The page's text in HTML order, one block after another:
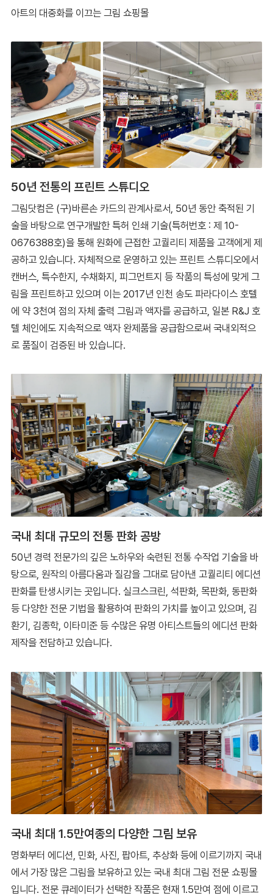
아트의 대중화를 이끄는 그림 쇼핑몰
50년 전통의 프린트 스튜디오
그림닷컴은 (구)바른손 카드의 관계사로서, 50년 동안 축적된 기
술을 바탕으로 연구개발한 특허 인쇄 기술(특허번호 : 제 10-
0676388호)을 통해 원화에 근접한 고퀄리티 제품을 고객에게 제
공하고 있습니다. 자체적으로 운영하고 있는 프린트 스튜디오에서
캔버스, 특수한지, 수채화지, 피그먼트지 등 작품의 특성에 맞게 그
림을 프린트하고 있으며 이는 2017년 인천 송도 파라다이스 호텔
에 약 3천여 점의 자체 출력 그림과 액자를 공급하고, 일본 R&J 호
텔 체인에도 지속적으로 액자 완제품을 공급함으로써 국내외적으
로 품질이 검증된 바 있습니다.
국내 최대 규모의 전통 판화 공방
50년 경력 전문가의 깊은 노하우와 숙련된 전통 수작업 기술을 바
탕으로, 원작의 아름다움과 질감을 그대로 담아낸 고퀄리티 에디션
판화를 탄생시키는 곳입니다. 실크스크린, 석판화, 목판화, 동판화
등 다양한 전문 기법을 활용하여 판화의 가치를 높이고 있으며, 김
환기, 김종학, 이타미준 등 수많은 유명 아티스트들의 에디션 판화
제작을 전담하고 있습니다.
국내 최대 1.5만여종의 다양한 그림 보유
명화부터 에디션, 민화, 사진, 팝아트, 추상화 등에 이르기까지 국내
에서 가장 많은 그림을 보유하고 있는 국내 최대 그림 전문 쇼핑몰
입니다. 전문 큐레이터가 선택한 작품은 현재 1.5만여 점에 이르고